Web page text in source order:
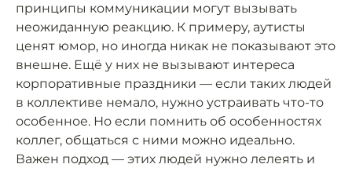
принципы коммуникации могут вызывать
неожиданную реакцию. К примеру, аутисты
ценят юмор, но иногда никак не показывают это
внешне. Ещё у них не вызывают интереса
корпоративные праздники — если таких людей
в коллективе немало, нужно устраивать что-то
особенное. Но если помнить об особенностях
коллег, общаться с ними можно идеально.
Важен подход — этих людей нужно лелеять и